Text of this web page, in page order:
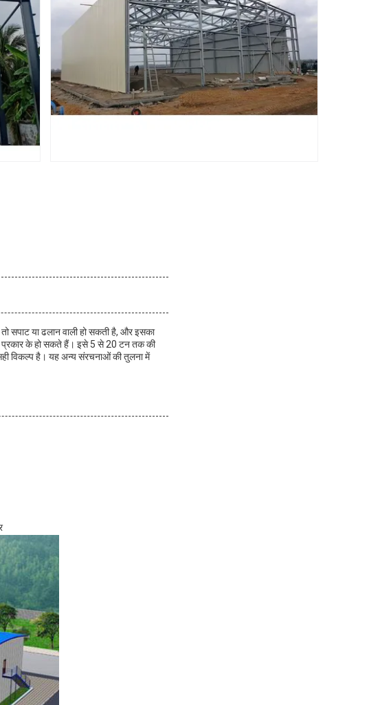
सपाट या ढलान वाली हो सकती है, और इसका
प्रकार के हो सकते हैं। इसे 5 से 20 टन तक की
विकल्प है। यह अन्य संरचनाओं की तुलना में